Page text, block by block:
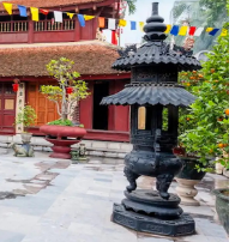
UBND PHƯỜNG ÁI QUỐC
UBND ngày 20/7/2026 của
dụng bài giảng pháp luật và